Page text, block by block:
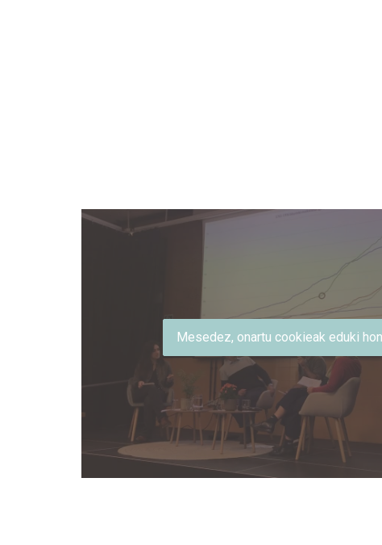
Mesedez, onartu cookieak eduki